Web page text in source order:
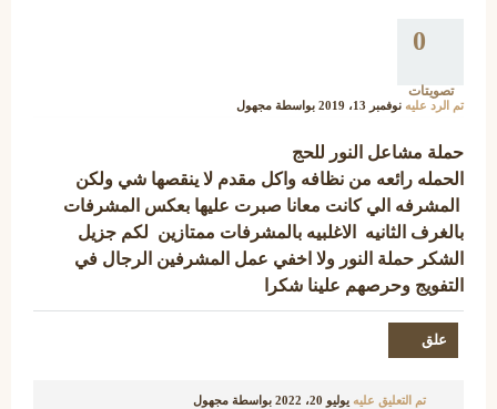
0
تصويتات
تم الرد عليه نوفمبر 13، 2019 بواسطة مجهول
حملة مشاعل النور للحج
الحمله رائعه من نظافه واكل مقدم لا ينقصها شي ولكن
المشرفه الي كانت معانا صبرت عليها بعكس المشرفات
بالغرف الثانيه الاغلبيه بالمشرفات ممتازين لكم جزيل
الشكر حملة النور ولا اخفي عمل المشرفين الرجال في
التفويج وحرصهم علينا شكرا
تم التعليق عليه يوليو 20، 2022 بواسطة مجهول